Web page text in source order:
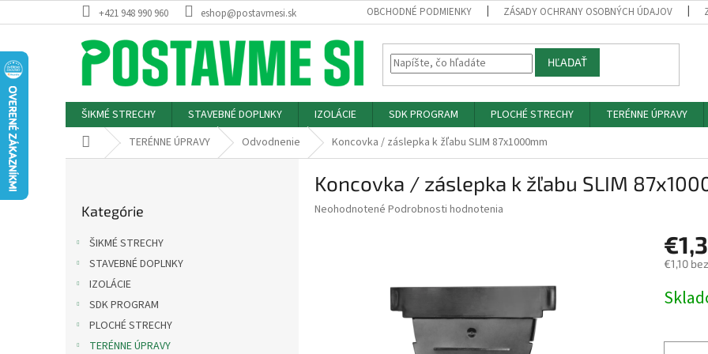
na
+421 948 990 960 eshop@postavmesi.sk OBCHODNÉ PODMIENKY ZÁSADY OCHRANY OSOBNÝCH ÚDAJOV
HĽADAŤ
ŠIKMÉ STRECHY STAVEBNÉ DOPLNKY IZOLÁCIE SDK PROGRAM PLOCHÉ STRECHY TERÉNNE ÚPRAVY
Domov TERÉNNE ÚPRAVY Odvodnenie Koncovka / záslepka k žľabu SLIM 87x1000mm
kategórie
Kategórie
ŠIKMÉ STRECHY
STAVEBNÉ DOPLNKY
IZOLÁCIE
SDK PROGRAM
PLOCHÉ STRECHY
TERÉNNE ÚPRAVY
Koncovka / záslepka k žľabu SLIM
Priemerné
Neohodnotené Podrobnosti hodnotenia
€1,10
cena: